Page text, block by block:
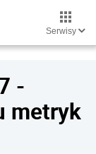
Serwisy
-
metryk